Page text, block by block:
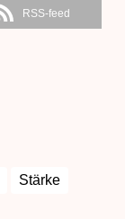
RSS-feed
Stärke